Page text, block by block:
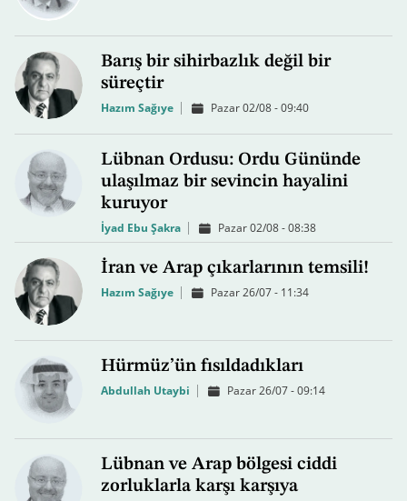
Barış bir sihirbazlık değil bir
süreçtir
Hazım Sağıye Pazar 02/08 - 09:40
Lübnan Ordusu: Ordu Gününde
ulaşılmaz bir sevincin hayalini
kuruyor
İyad Ebu Şakra Pazar 02/08 - 08:38
İran ve Arap çıkarlarının temsili!
Hazım Sağıye Pazar 26/07 - 11:34
Hürmüz’ün fısıldadıkları
Abdullah Utaybi Pazar 26/07 - 09:14
Lübnan ve Arap bölgesi ciddi
zorluklarla karşı karşıya